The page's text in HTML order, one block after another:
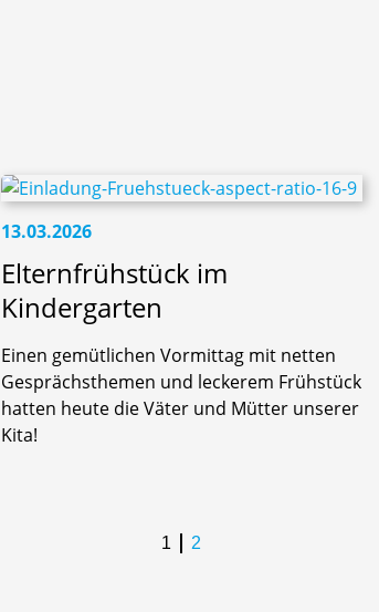
13.03.2026
Elternfrühstück im
Kindergarten
Einen gemütlichen Vormittag mit netten
Gesprächsthemen und leckerem Frühstück
hatten heute die Väter und Mütter unserer
Kita!
1 2